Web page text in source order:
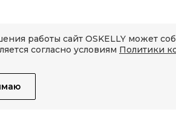
работы сайт OSKELLY может
согласно условиям Политики